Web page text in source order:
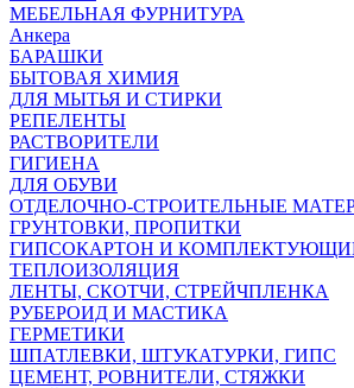
МЕБЕЛЬНАЯ ФУРНИТУРА
Анкера
БАРАШКИ
БЫТОВАЯ ХИМИЯ
ДЛЯ МЫТЬЯ И СТИРКИ
РЕПЕЛЕНТЫ
РАСТВОРИТЕЛИ
ГИГИЕНА
ДЛЯ ОБУВИ
ОТДЕЛОЧНО-СТРОИТЕЛЬНЫЕ
ГРУНТОВКИ, ПРОПИТКИ
ГИПСОКАРТОН И
ТЕПЛОИЗОЛЯЦИЯ
ЛЕНТЫ, СКОТЧИ, СТРЕЙЧПЛЕНКА
РУБЕРОИД И МАСТИКА
ГЕРМЕТИКИ
ШПАТЛЕВКИ, ШТУКАТУРКИ, ГИПС
ЦЕМЕНТ, РОВНИТЕЛИ, СТЯЖКИ